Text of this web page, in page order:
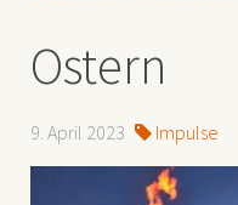
Ostern
9. April 2023 Impulse